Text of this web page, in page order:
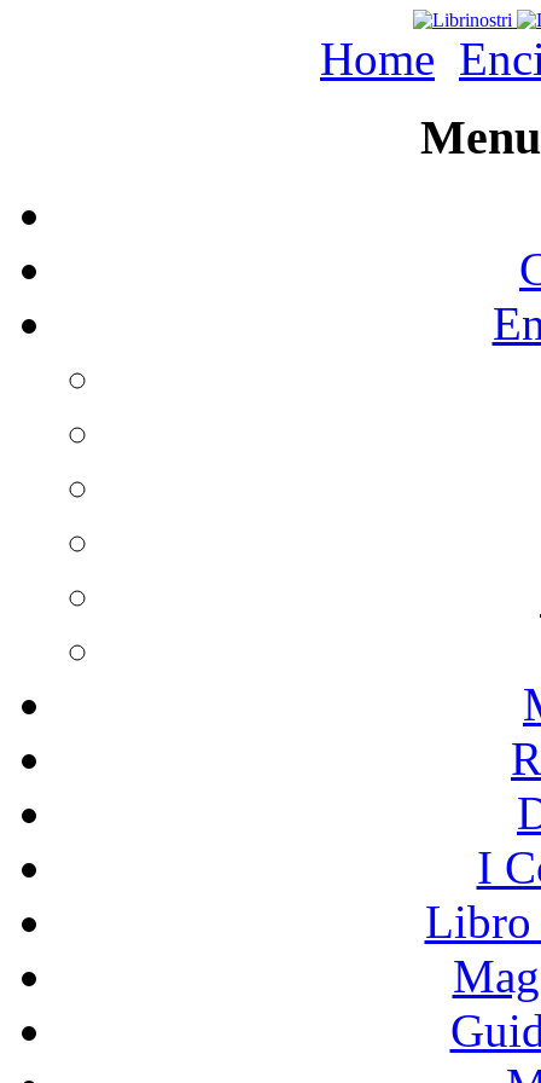
Home
I
Libro